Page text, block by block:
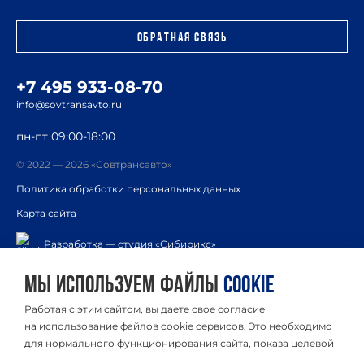
Услуги
География перевозок
Отраслевые решения
Компания
Информация
Обратная связь
+7 495 933-08-70
info@sovtransavto.ru
пн-пт 09:00-18:00
© 2022 — 2026 «Совтрансавто»
Политика обработки персональных данных
Карта сайта
Разработка — студия «Сибирикс»
Мы используем файлы cookie
Работая с этим сайтом, вы даете свое согласие
на использование файлов cookie сервисов. Это необходимо
для нормального функционирования сайта, показа целевой